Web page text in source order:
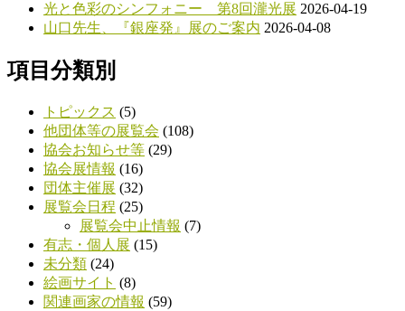
光と色彩のシンフォニー 第8回瀧光展 2026-04-19
山口先生、『銀座発』展のご案内 2026-04-08
項目分類別
トピックス (5)
他団体等の展覧会 (108)
協会お知らせ等 (29)
協会展情報 (16)
団体主催展 (32)
展覧会日程 (25)
展覧会中止情報 (7)
有志・個人展 (15)
未分類 (24)
絵画サイト (8)
関連画家の情報 (59)